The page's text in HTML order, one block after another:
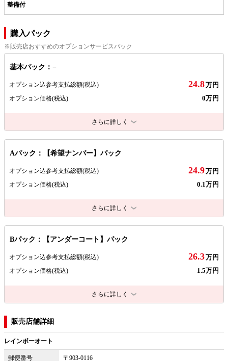
整備付
購入パック
※販売店おすすめのオプションサービスパック
基本パック：−
オプション込参考支払総額(税込) 24.8万円
オプション価格(税込) 0万円
さらに詳しく
Aパック：【希望ナンバー】パック
オプション込参考支払総額(税込) 24.9万円
オプション価格(税込) 0.1万円
さらに詳しく
Bパック：【アンダーコート】パック
オプション込参考支払総額(税込) 26.3万円
オプション価格(税込) 1.5万円
さらに詳しく
販売店舗詳細
レインボーオート
郵便番号 〒903-0116